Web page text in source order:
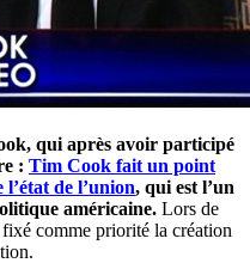
qui après avoir participé
: Tim Cook fait un point
l’état de l’union, qui est l’un
américaine. Lors de
comme priorité la création